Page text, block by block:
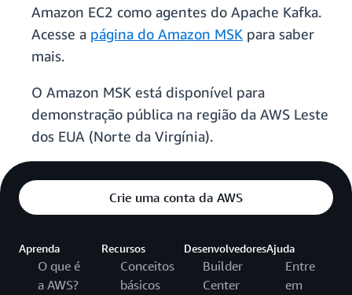
Amazon EC2 como agentes do Apache Kafka.
Acesse a página do Amazon MSK para saber
mais.
O Amazon MSK está disponível para
demonstração pública na região da AWS Leste
dos EUA (Norte da Virgínia).
Crie uma conta da AWS
Aprenda
O que é
a AWS?
Recursos
Conceitos
básicos
Desenvolvedores
Builder
Center
Ajuda
Entre
em